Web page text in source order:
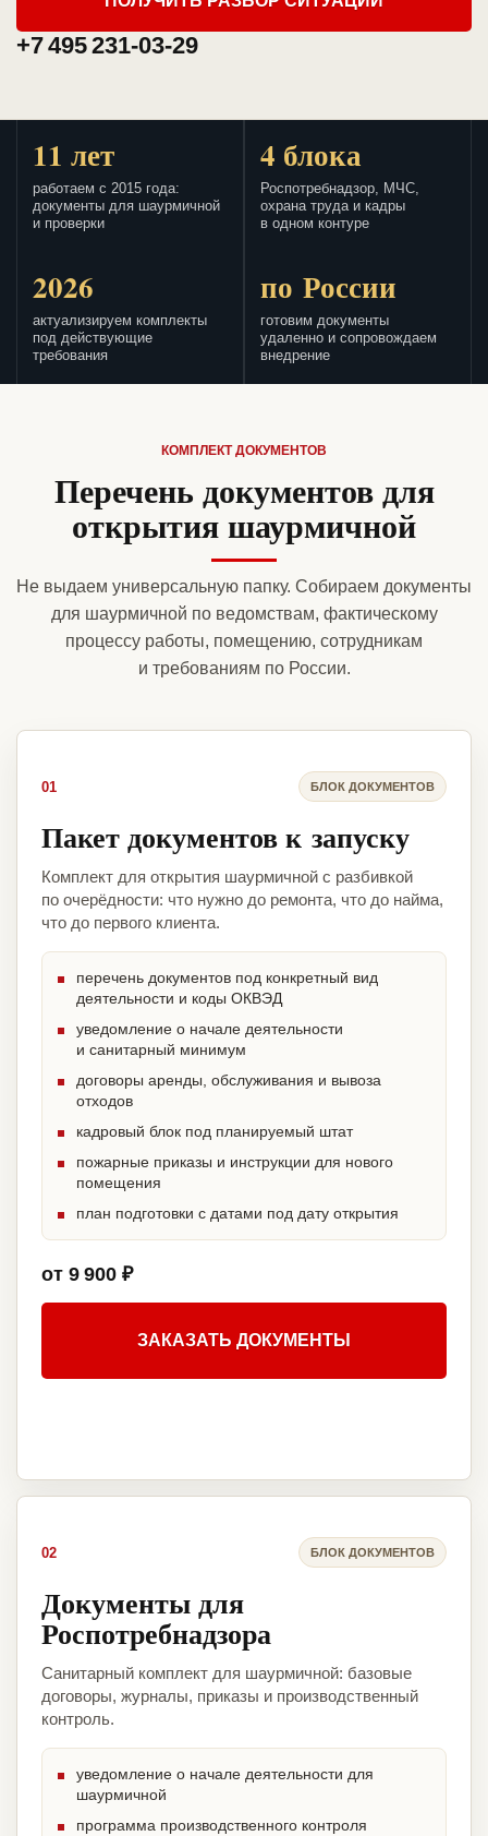
+7 495 231-03-29
11 лет
работаем с 2015 года:
документы для шаурмичной
и проверки
4 блока
Роспотребнадзор, МЧС,
охрана труда и кадры
в одном контуре
2026
актуализируем комплекты
под действующие
требования
по России
готовим документы
удаленно и сопровождаем
внедрение
КОМПЛЕКТ ДОКУМЕНТОВ
Перечень документов для
открытия шаурмичной
Не выдаем универсальную папку. Собираем документы
для шаурмичной по ведомствам, фактическому
процессу работы, помещению, сотрудникам
и требованиям по России.
01 БЛОК ДОКУМЕНТОВ
Пакет документов к запуску
Комплект для открытия шаурмичной с разбивкой
по очерёдности: что нужно до ремонта, что до найма,
что до первого клиента.
перечень документов под конкретный вид
деятельности и коды ОКВЭД
уведомление о начале деятельности
и санитарный минимум
договоры аренды, обслуживания и вывоза
отходов
кадровый блок под планируемый штат
пожарные приказы и инструкции для нового
помещения
план подготовки с датами под дату открытия
от 9 900 ₽
ЗАКАЗАТЬ ДОКУМЕНТЫ
02 БЛОК ДОКУМЕНТОВ
Документы для
Роспотребнадзора
Санитарный комплект для шаурмичной: базовые
договоры, журналы, приказы и производственный
контроль.
уведомление о начале деятельности для
шаурмичной
программа производственного контроля